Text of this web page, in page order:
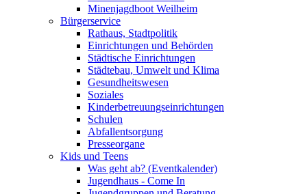
Minenjagdboot Weilheim
Bürgerservice
Rathaus, Stadtpolitik
Einrichtungen und Behörden
Städtische Einrichtungen
Städtebau, Umwelt und Klima
Gesundheitswesen
Soziales
Kinderbetreuungseinrichtungen
Schulen
Abfallentsorgung
Presseorgane
Kids und Teens
Was geht ab? (Eventkalender)
Jugendhaus - Come In